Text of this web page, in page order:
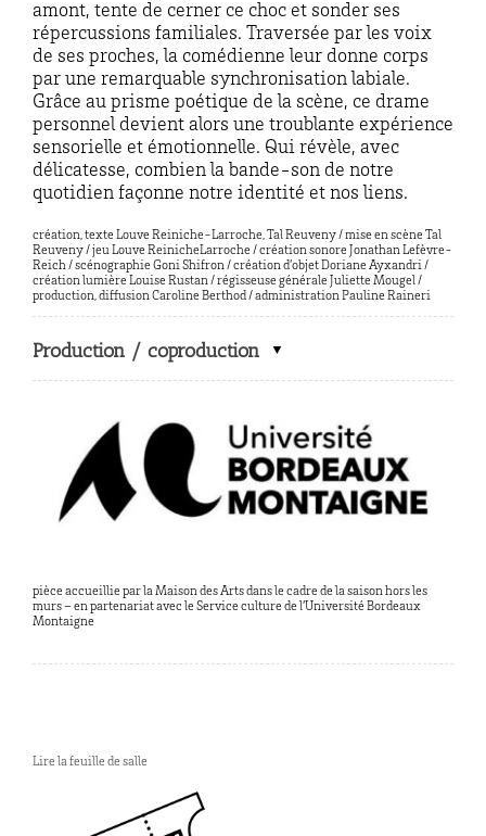
amont, tente de cerner ce choc et sonder ses
répercussions familiales. Traversée par les voix
de ses proches, la comédienne leur donne corps
par une remarquable synchronisation labiale.
Grâce au prisme poétique de la scène, ce drame
personnel devient alors une troublante expérience
sensorielle et émotionnelle. Qui révèle, avec
délicatesse, combien la bande-son de notre
quotidien façonne notre identité et nos liens.
création, texte Louve Reiniche-Larroche, Tal Reuveny / mise en scène Tal
Reuveny / jeu Louve ReinicheLarroche / création sonore Jonathan Lefèvre-
Reich / scénographie Goni Shifron / création d’objet Doriane Ayxandri /
création lumière Louise Rustan / régisseuse générale Juliette Mougel /
production, diffusion Caroline Berthod / administration Pauline Raineri
Production / coproduction
pièce accueillie par la Maison des Arts dans le cadre de la saison hors les
murs – en partenariat avec le Service culture de l’Université Bordeaux
Montaigne
Lire la feuille de salle